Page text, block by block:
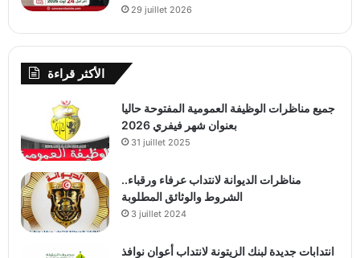
29 juillet 2026
الأكثر قراءة
جميع مناظرات الوظيفة العمومية المفتوحة حاليا
بعنوان شهر فيفري 2026
31 juillet 2025
مناظرات الديوانة لانتداب عرفاء ورقباء..
الشروط والوثائق المطلوبة
3 juillet 2024
انتدابات جديدة لبنك الزيتونة لانتداب أعوان نوافذ